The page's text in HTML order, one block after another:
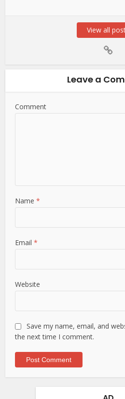
View all
Leave a
Comment
Name*
Email*
Website
Save my name, email, and
the next time I comment.